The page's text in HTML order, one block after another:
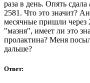
раза в день. Опять
2581. Что это значит?
месячные пришли через
"мазня", имеет ли это
пролактина? Меня
дальше?
Ответ: